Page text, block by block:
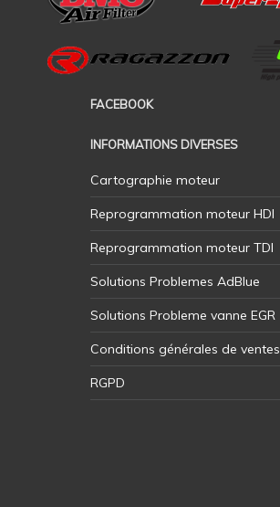
FACEBOOK
INFORMATIONS DIVERSES
Cartographie moteur
Reprogrammation moteur HDI
Reprogrammation moteur TDI
Solutions Problemes AdBlue
Solutions Probleme vanne EGR
Conditions générales de ventes
RGPD